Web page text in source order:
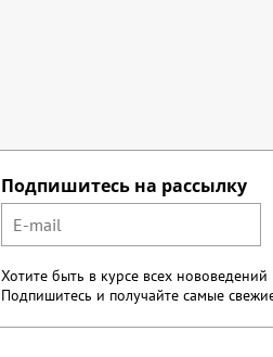
Подпишитесь на рассылку
Хотите быть в курсе всех нововедений
Подпишитесь и получайте самые